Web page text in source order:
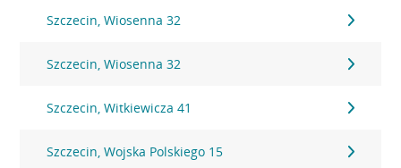
Szczecin, Wiosenna 32
Szczecin, Wiosenna 32
Szczecin, Witkiewicza 41
Szczecin, Wojska Polskiego 15